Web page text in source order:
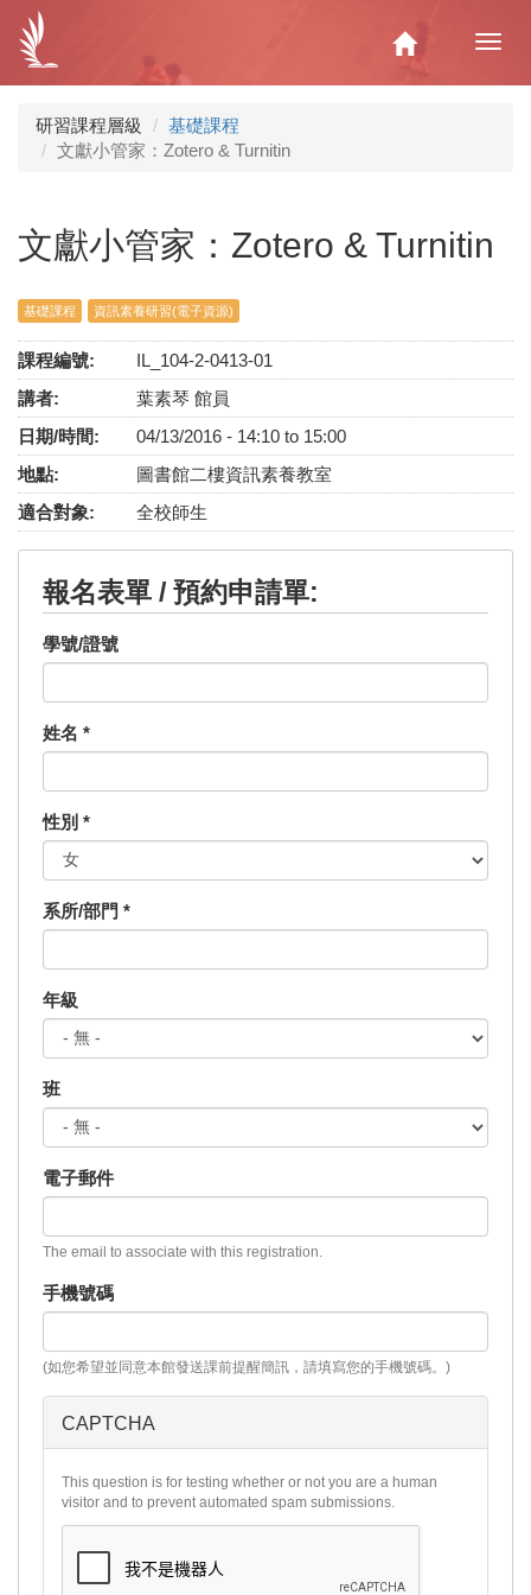
內
Home
研習課程層級
基礎課程
文獻小管家：Zotero & Turnitin
文獻小管家：Zotero & Turnitin
基礎課程 資訊素養研習(電子資源)
課程編號:
IL_104-2-0413-01
講者:
葉素琴 館員
日期/時間:
04/13/2016 - 14:10 to 15:00
地點:
圖書館二樓資訊素養教室
適合對象:
全校師生
報名表單 / 預約申請單:
學號/證號
姓名 *
性別 *
系所/部門 *
年級
班
電子郵件
The email to associate with this registration.
手機號碼
(如您希望並同意本館發送課前提醒簡訊，請填寫您的手機號碼。)
CAPTCHA
This question is for testing whether or not you are a human
visitor and to prevent automated spam submissions.